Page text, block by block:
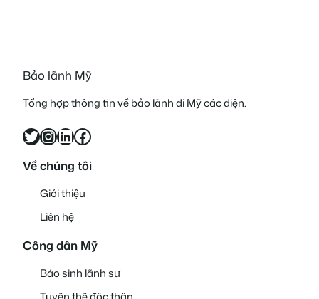
Bảo lãnh Mỹ
Tổng hợp thông tin về bảo lãnh đi Mỹ các diện.
Twitter InstagramLinkedIn Facebook
Về chúng tôi
Giới thiệu
Liên hệ
Công dân Mỹ
Báo sinh lãnh sự